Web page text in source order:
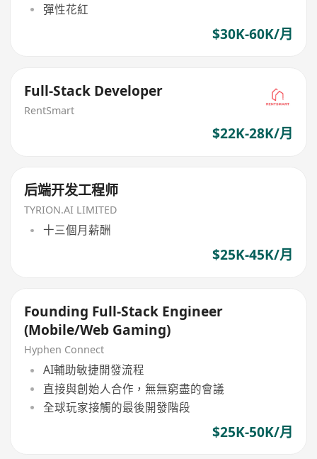
彈性花紅
$30K-60K/月
Full-Stack Developer
RentSmart
$22K-28K/月
后端开发工程师
TYRION.AI LIMITED
十三個月薪酬
$25K-45K/月
Founding Full-Stack Engineer
(Mobile/Web Gaming)
Hyphen Connect
AI輔助敏捷開發流程
直接與創始人合作，無無窮盡的會議
全球玩家接觸的最後開發階段
$25K-50K/月